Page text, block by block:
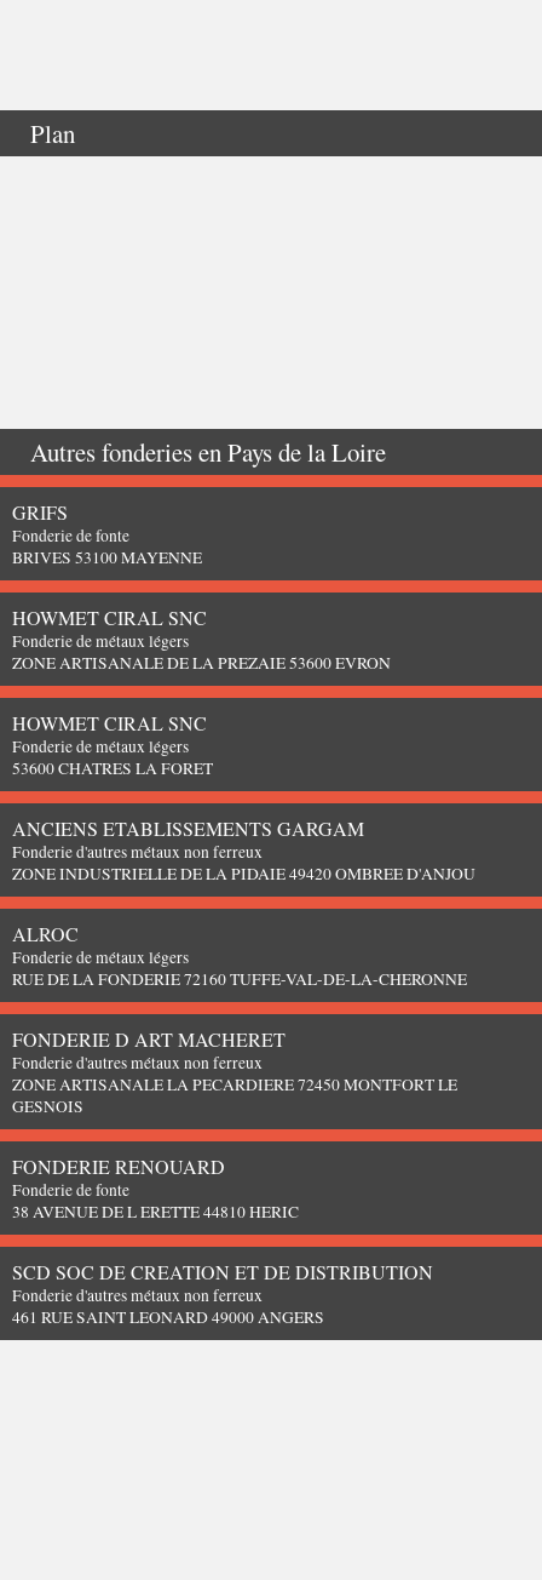
Plan
Autres fonderies enPays de la Loire
GRIFS
Fonderie de fonte
BRIVES 53100 MAYENNE
HOWMET CIRAL SNC
Fonderie de métaux légers
ZONE ARTISANALE DE LA PREZAIE 53600 EVRON
HOWMET CIRAL SNC
Fonderie de métaux légers
53600 CHATRES LA FORET
ANCIENS ETABLISSEMENTS GARGAM
Fonderie d'autres métaux non ferreux
ZONE INDUSTRIELLE DE LA PIDAIE 49420 OMBREE D'ANJOU
ALROC
Fonderie de métaux légers
RUE DE LA FONDERIE 72160 TUFFE-VAL-DE-LA-CHERONNE
FONDERIE D ART MACHERET
Fonderie d'autres métaux non ferreux
ZONE ARTISANALE LA PECARDIERE 72450 MONTFORT LE
GESNOIS
FONDERIE RENOUARD
Fonderie de fonte
38 AVENUE DE L ERETTE 44810 HERIC
SCD SOC DE CREATION ET DE DISTRIBUTION
Fonderie d'autres métaux non ferreux
461 RUE SAINT LEONARD 49000 ANGERS